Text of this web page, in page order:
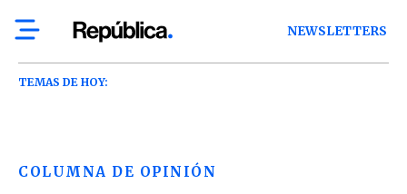
NEWSLETTERS
TEMAS DE HOY:
COLUMNA DE OPINIÓN